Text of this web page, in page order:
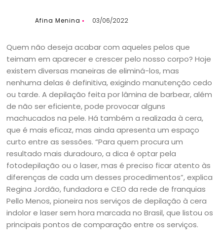
Afina Menina 03/06/2022
Quem não deseja acabar com aqueles pelos que
teimam em aparecer e crescer pelo nosso corpo? Hoje
existem diversas maneiras de eliminá-los, mas
nenhuma delas é definitiva, exigindo manutenção cedo
ou tarde. A depilação feita por lâmina de barbear, além
de não ser eficiente, pode provocar alguns
machucados na pele. Há também a realizada à cera,
que é mais eficaz, mas ainda apresenta um espaço
curto entre as sessões. “Para quem procura um
resultado mais duradouro, a dica é optar pela
fotodepilação ou o laser, mas é preciso ficar atento às
diferenças de cada um desses procedimentos”, explica
Regina Jordão, fundadora e CEO da rede de franquias
Pello Menos, pioneira nos serviços de depilação à cera
indolor e laser sem hora marcada no Brasil, que listou os
principais pontos de comparação entre os serviços.